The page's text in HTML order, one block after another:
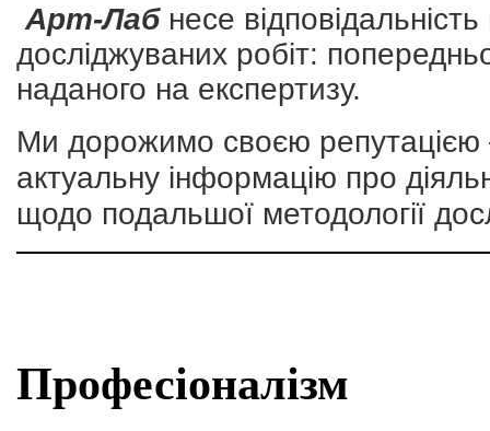
Арт-Лабнесе
досліджуваних робіт:
наданого на експертизу.
Ми дорожимо своєю репутацією
актуальну інформацію про
щодо подальшої методології
Професіоналізм